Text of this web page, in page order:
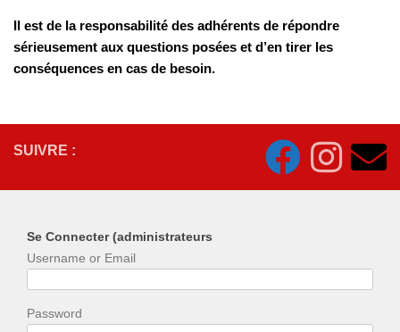
Il est de la responsabilité des adhérents de répondre
sérieusement aux questions posées et d’en tirer les
conséquences en cas de besoin.
SUIVRE :
Se Connecter (administrateurs
Username or Email
Password